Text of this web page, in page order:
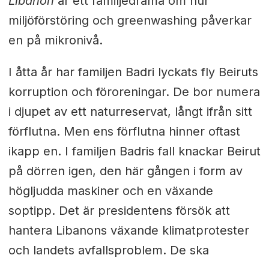
miljöförstöring och greenwashing påverkar
en på mikronivå.
I åtta år har familjen Badri lyckats fly Beiruts
korruption och föroreningar. De bor numera
i djupet av ett naturreservat, långt ifrån sitt
förflutna. Men ens förflutna hinner oftast
ikapp en. I familjen Badris fall knackar Beirut
på dörren igen, den här gången i form av
högljudda maskiner och en växande
soptipp. Det är presidentens försök att
hantera Libanons växande klimatprotester
och landets avfallsproblem. De ska